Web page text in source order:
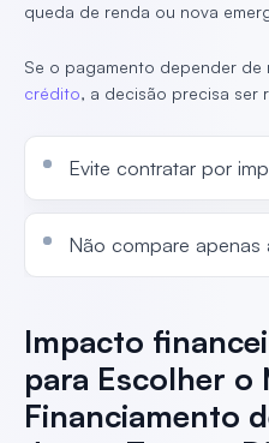
queda de renda ou nova
Se o pagamento depender de
crédito, a decisão precisa ser
Evite contratar por
Não compare apenas
Impacto
para Escolher o
Financiamento